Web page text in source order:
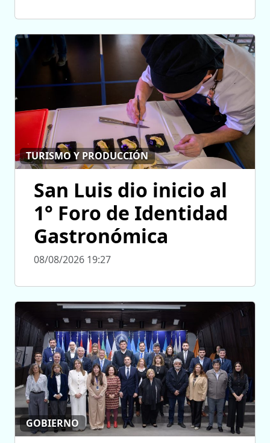
TURISMO Y PRODUCCIÓN
San Luis dio inicio al
1° Foro de Identidad
Gastronómica
08/08/2026 19:27
GOBIERNO